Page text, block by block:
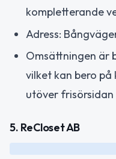
kompletterande
Adress:
Omsättningen är
vilket kan bero
utöver frisörsidan
5. ReCloset AB